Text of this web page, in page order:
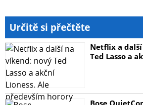
Určitě si přečtěte
Netflix a
Ted Lasso a
Bose